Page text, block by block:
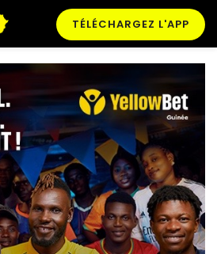
TÉLÉCHARGEZ L'APP